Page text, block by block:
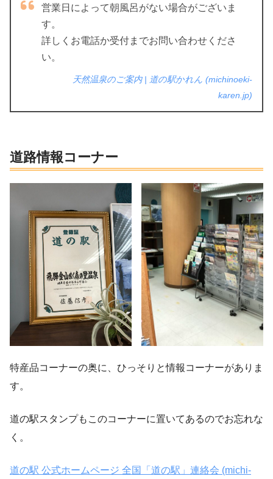
営業日によって朝風呂がない場合がございま
す。
詳しくお電話か受付までお問い合わせくださ
い。
天然温泉のご案内 | 道の駅かれん (michinoeki-
karen.jp)
道路情報コーナー
特産品コーナーの奥に、ひっそりと情報コーナーがありま
す。
道の駅スタンプもこのコーナーに置いてあるのでお忘れな
く。
道の駅 公式ホームページ 全国「道の駅」連絡会 (michi-